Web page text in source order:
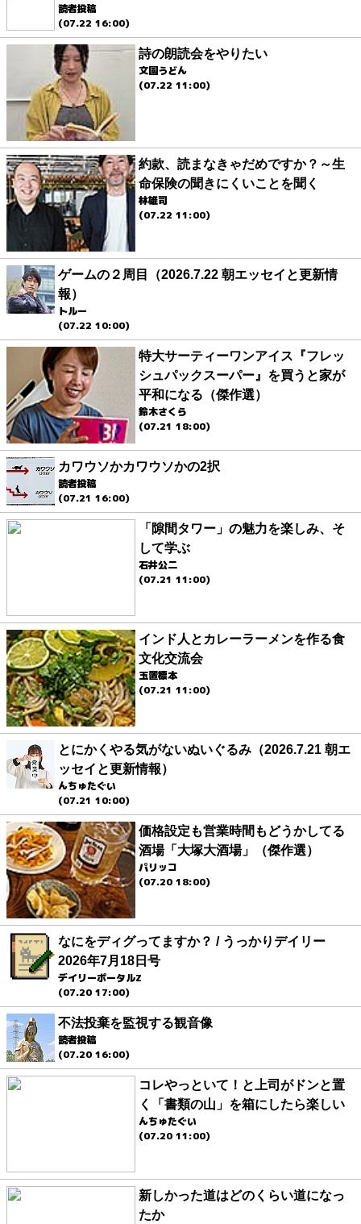
読者投稿
(07.22 16:00)
詩の朗読会をやりたい
文園うどん
(07.22 11:00)
約款、読まなきゃだめですか？～生
命保険の聞きにくいことを聞く
林雄司
(07.22 11:00)
ゲームの２周目（2026.7.22 朝エッセイと更新情
報）
トルー
(07.22 10:00)
特大サーティーワンアイス『フレッ
シュパックスーパー』を買うと家が
平和になる（傑作選）
鈴木さくら
(07.21 18:00)
カワウソかカワウソかの2択
読者投稿
(07.21 16:00)
「隙間タワー」の魅力を楽しみ、そ
して学ぶ
石井公二
(07.21 11:00)
インド人とカレーラーメンを作る食
文化交流会
玉置標本
(07.21 11:00)
とにかくやる気がないぬいぐるみ（2026.7.21 朝エ
ッセイと更新情報）
んちゅたぐい
(07.21 10:00)
価格設定も営業時間もどうかしてる
酒場「大塚大酒場」（傑作選）
パリッコ
(07.20 18:00)
なにをディグってますか？ / うっかりデイリー
2026年7月18日号
デイリーポータルZ
(07.20 17:00)
不法投棄を監視する観音像
読者投稿
(07.20 16:00)
コレやっといて！と上司がドンと置
く「書類の山」を箱にしたら楽しい
んちゅたぐい
(07.20 11:00)
新しかった道はどのくらい道になっ
たか